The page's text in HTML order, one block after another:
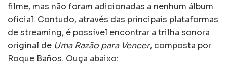
filme, mas não foram adicionadas a nenhum álbum
oficial. Contudo, através das principais plataformas
de streaming, é possível encontrar a trilha sonora
original de Uma Razão para Vencer, composta por
Roque Baños. Ouça abaixo: